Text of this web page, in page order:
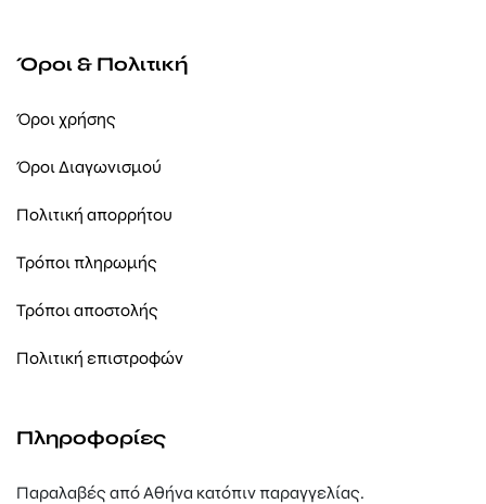
Όροι & Πολιτική
Όροι χρήσης
Όροι Διαγωνισμού
Πολιτική απορρήτου
Τρόποι πληρωμής
Τρόποι αποστολής
Πολιτική επιστροφών
Πληροφορίες
Παραλαβές από Αθήνα κατόπιν παραγγελίας.